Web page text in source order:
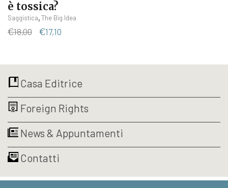
è tossica?
Saggistica,The Big Idea
€18,00
Il
era:
€17,10
è:
Casa Editrice
Foreign Rights
News & Appuntamenti
Contatti